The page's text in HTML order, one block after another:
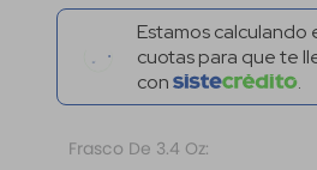
Compra conen2
$51.414/mensual.
Elige tu Frasco de 3.4 oz: